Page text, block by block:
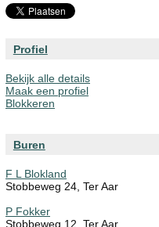
Profiel
Bekijk alle details
Maak een profiel
Blokkeren
Buren
F L Blokland
Stobbeweg 24, Ter Aar
P Fokker
Stobbeweg 12, Ter Aar